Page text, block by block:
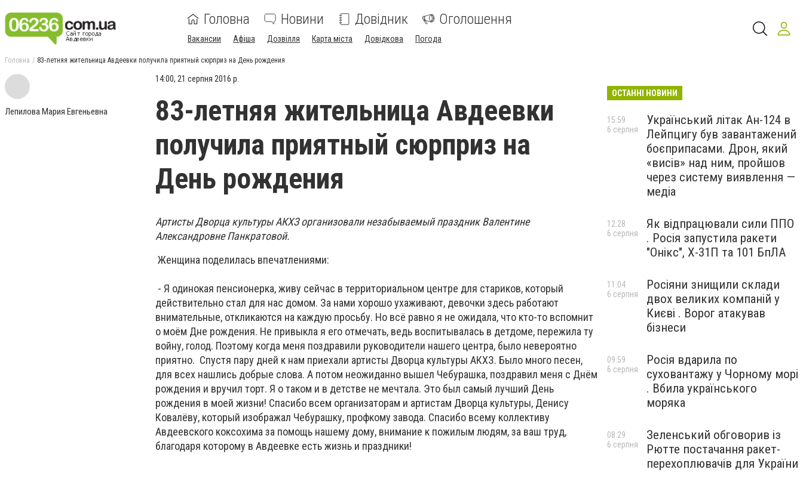
Головна Новини Довідник Оголошення
Вакансии Афіша Дозвілля Карта міста Довідкова Погода
Головна 83-летняя жительница Авдеевки получила приятный сюрприз на День рождения
Лепилова Мария Евгеньевна
14:00, 21 серпня 2016 р.
83-летняя жительница Авдеевки
получила приятный сюрприз на
День рождения
Артисты Дворца культуры АКХЗ организовали незабываемый праздник Валентине
Александровне Панкратовой.
Женщина поделилась впечатлениями:
- Я одинокая пенсионерка, живу сейчас в территориальном центре для стариков, который
действительно стал для нас домом. За нами хорошо ухаживают, девочки здесь работают
внимательные, откликаются на каждую просьбу. Но всё равно я не ожидала, что кто-то вспомнит
о моём Дне рождения. Не привыкла я его отмечать, ведь воспитывалась в детдоме, пережила ту
войну, голод. Поэтому когда меня поздравили руководители нашего центра, было невероятно
приятно. Спустя пару дней к нам приехали артисты Дворца культуры АКХЗ. Было много песен,
для всех нашлись добрые слова. А потом неожиданно вышел Чебурашка, поздравил меня с Днём
рождения и вручил торт. Я о таком и в детстве не мечтала. Это был самый лучший День
рождения в моей жизни! Спасибо всем организаторам и артистам Дворца культуры, Денису
Ковалёву, который изображал Чебурашку, профкому завода. Спасибо всему коллективу
Авдеевского коксохима за помощь нашему дому, внимание к пожилым людям, за ваш труд,
благодаря которому в Авдеевке есть жизнь и праздники!
ОСТАННІ НОВИНИ
Український літак Ан-124 в
Лейпцигу був завантажений
боєприпасами. Дрон, який
«висів» над ним, пройшов
через систему виявлення —
медіа
15:59
6 серпня
Як відпрацювали сили ППО
. Росія запустила ракети
"Онікс", Х-31П та 101 БпЛА
12:28
6 серпня
Росіяни знищили склади
двох великих компаній у
Києві . Ворог атакував
бізнеси
11:04
6 серпня
Росія вдарила по
суховантажу у Чорному морі
. Вбила українського
моряка
09:59
6 серпня
Зеленський обговорив із
Рютте постачання ракет-
перехоплювачів для України
08:29
6 серпня